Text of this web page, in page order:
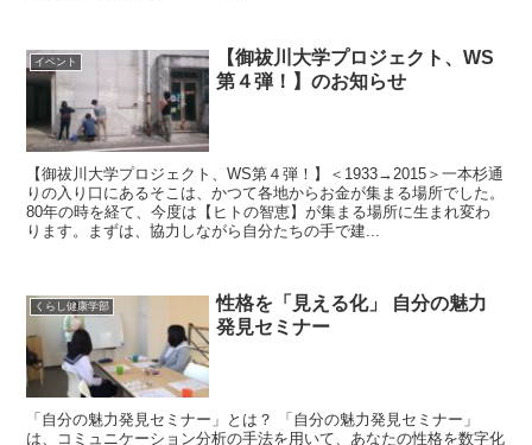
イベント
【御祓川大学プロジェクト、WS
第４弾！】のお知らせ
【御祓川大学プロジェクト、WS第４弾！】＜1933→2015＞一本杉通
りの入り口にあるそこは、かつて各地からお金が集まる場所でした。
80年の時を経て、今度は【ヒトの智恵】が集まる場所に生まれ変わ
ります。まずは、協力しながら自分たちの手で建...
くらし健康学部
性格を「見える化」 自分の魅力
発見セミナー
「自分の魅力発見セミナー」とは？ 「自分の魅力発見セミナー」
は、コミュニケーション分析の手法を用いて、あなたの性格を数字化